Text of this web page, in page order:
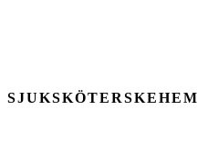
SJUKSKÖTERSKEHEM